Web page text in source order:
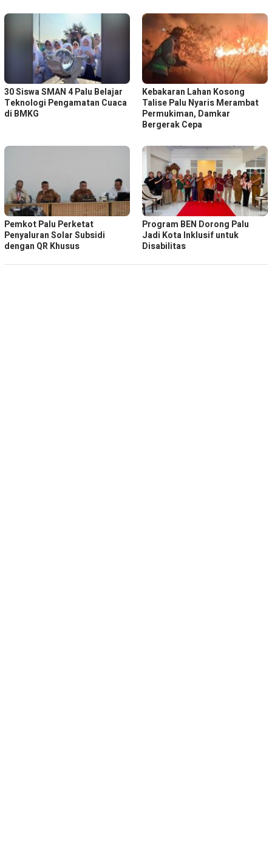
30 Siswa SMAN 4 Palu Belajar
Teknologi Pengamatan Cuaca
di BMKG
Kebakaran Lahan Kosong
Talise Palu Nyaris Merambat
Permukiman, Damkar
Bergerak Cepa
Pemkot Palu Perketat
Penyaluran Solar Subsidi
dengan QR Khusus
Program BEN Dorong Palu
Jadi Kota Inklusif untuk
Disabilitas